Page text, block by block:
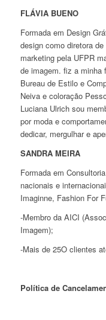
FLÁVIA BUENO
Formada em Design
design como diretora
marketing pela UFPR
de imagem. fiz a minha
Bureau de Estilo e
Neiva e coloração
Luciana Ulrich sou
por moda e
dedicar, mergulhar e
SANDRA MEIRA
Formada em
nacionais e
Imaginne, Fashion For
-Membro da AICI
Imagem);
-Mais de 25O clientes
Política de